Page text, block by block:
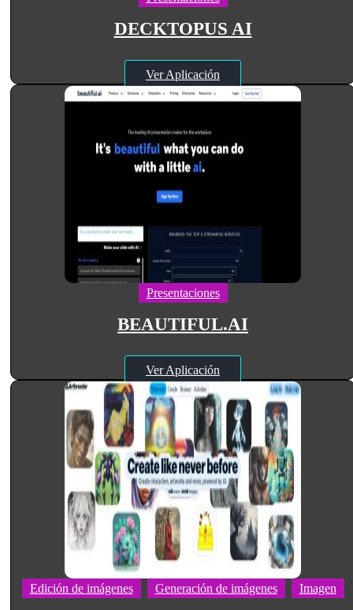
DECKTOPUS AI
Ver Aplicación
Presentaciones
BEAUTIFUL.AI
Ver Aplicación
Edición de imágenes Generación de imágenes Imagen